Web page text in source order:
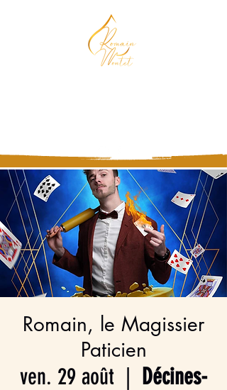
Romain, le Magissier
Paticien
ven. 29 août
  |
Décines-